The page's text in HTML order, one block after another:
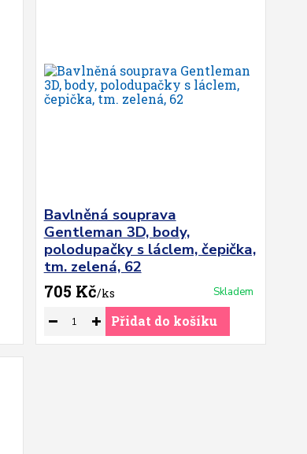
Bavlněná souprava
Gentleman 3D, body,
polodupačky s láclem, čepička,
tm. zelená, 62
705 Kč/ks Skladem
Přidat do košíku